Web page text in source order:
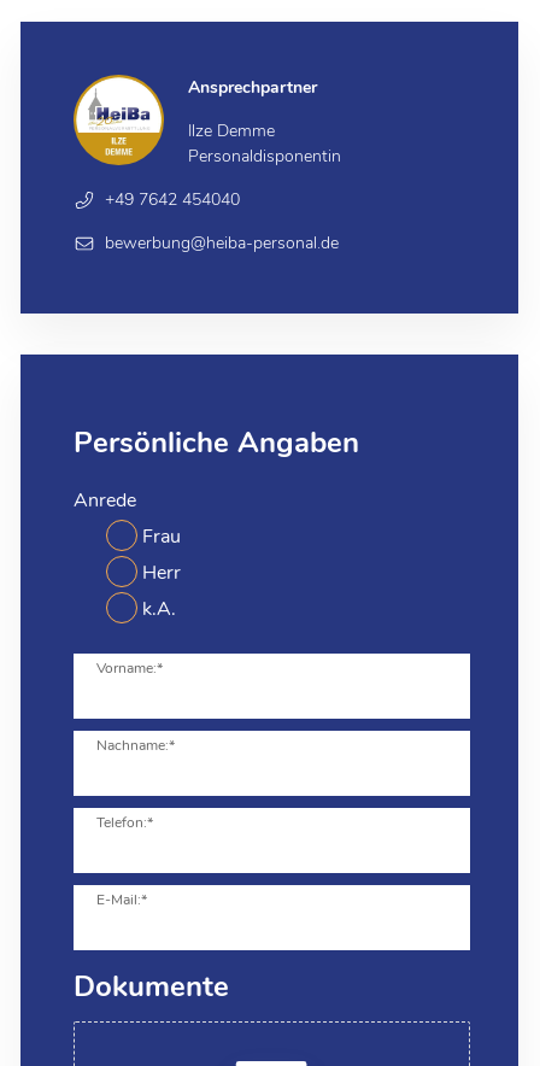
Ansprechpartner
Ilze Demme
Personaldisponentin
+49 7642 454040
bewerbung@heiba-personal.de
Persönliche Angaben
Anrede
Frau
Herr
k.A.
Vorname:*
Nachname:*
Telefon:*
E-Mail:*
Dokumente